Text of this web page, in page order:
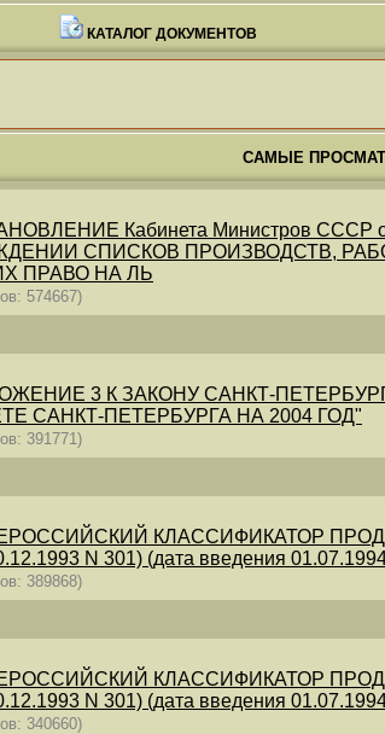
КАТАЛОГ ДОКУМЕНТОВ
САМЫЕ
Кабинета Министров СССР
СПИСКОВ ПРОИЗВОДСТВ,
ПРАВО НА ЛЬ
574667)
3 К ЗАКОНУ САНКТ-ПЕТЕРБУРГА
САНКТ-ПЕТЕРБУРГА НА 2004 ГОД"
391771)
КЛАССИФИКАТОР
N 301) (дата введения
389868)
КЛАССИФИКАТОР
N 301) (дата введения
340660)